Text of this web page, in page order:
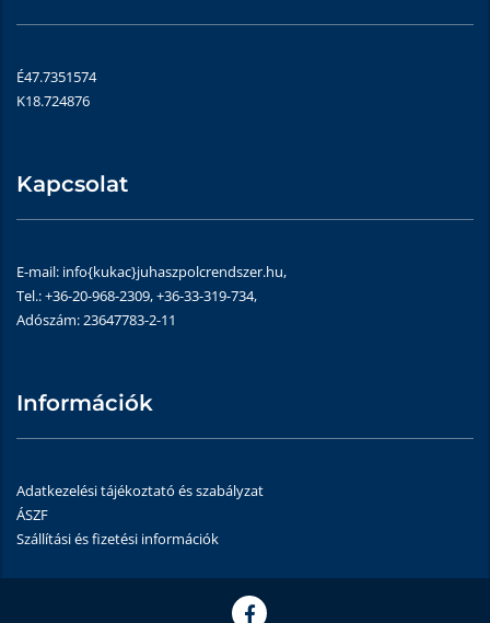
É47.7351574
K18.724876
Kapcsolat
E-mail: info{kukac}juhaszpolcrendszer.hu,
Tel.: +36-20-968-2309, +36-33-319-734,
Adószám: 23647783-2-11
Információk
Adatkezelési tájékoztató és szabályzat
ÁSZF
Szállítási és fizetési információk